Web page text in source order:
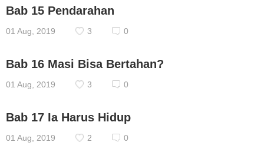
Bab 15 Pendarahan
01 Aug, 2019 3 0
Bab 16 Masi Bisa Bertahan?
01 Aug, 2019 3 0
Bab 17 Ia Harus Hidup
01 Aug, 2019 2 0